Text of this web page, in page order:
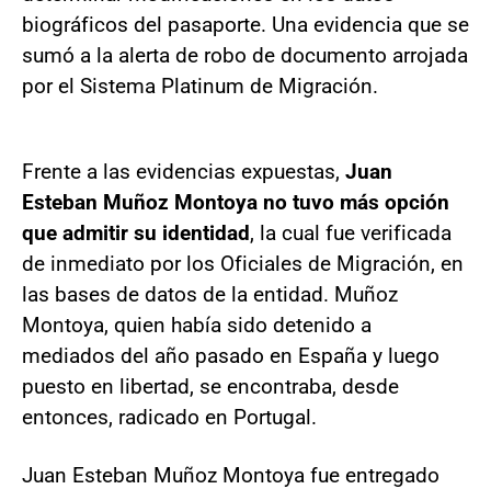
biográficos del pasaporte. Una evidencia que se
sumó a la alerta de robo de documento arrojada
por el Sistema Platinum de Migración.
Frente a las evidencias expuestas, Juan
Esteban Muñoz Montoya no tuvo más opción
que admitir su identidad, la cual fue verificada
de inmediato por los Oficiales de Migración, en
las bases de datos de la entidad. Muñoz
Montoya, quien había sido detenido a
mediados del año pasado en España y luego
puesto en libertad, se encontraba, desde
entonces, radicado en Portugal.
Juan Esteban Muñoz Montoya fue entregado